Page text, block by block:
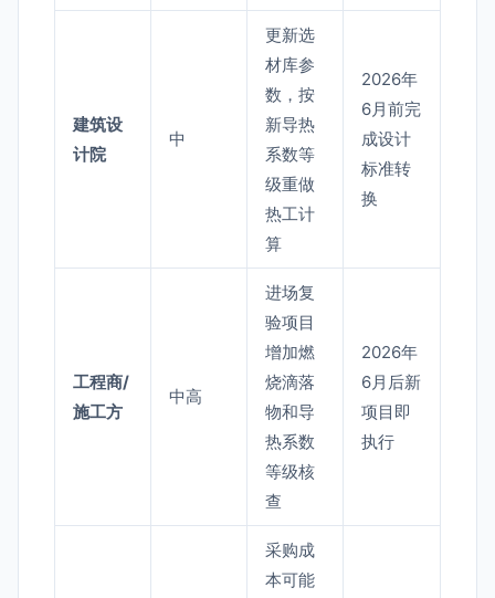
建筑设
计院
中
更新选
材库参
数，按
新导热
系数等
级重做
热工计
算
2026年
6月前完
成设计
标准转
换
工程商/
施工方
中高
进场复
验项目
增加燃
烧滴落
物和导
热系数
等级核
查
2026年
6月后新
项目即
执行
采购成
本可能